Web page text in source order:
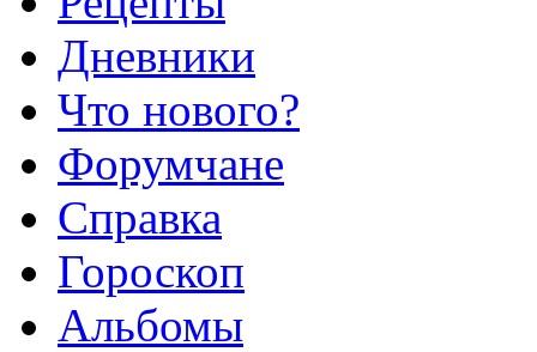
Дневники
Что нового?
Форумчане
Справка
Гороскоп
Альбомы